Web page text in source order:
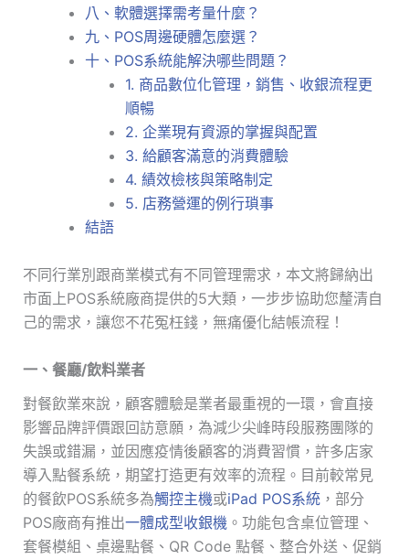
八、軟體選擇需考量什麼？
九、POS周邊硬體怎麼選？
十、POS系統能解決哪些問題？
1. 商品數位化管理，銷售、收銀流程更
順暢
2. 企業現有資源的掌握與配置
3. 給顧客滿意的消費體驗
4. 績效檢核與策略制定
5. 店務營運的例行瑣事
結語
不同行業別跟商業模式有不同管理需求，本文將歸納出
市面上POS系統廠商提供的5大類，一步步協助您釐清自
己的需求，讓您不花冤枉錢，無痛優化結帳流程！
一、餐廳/飲料業者
對餐飲業來說，顧客體驗是業者最重視的一環，會直接
影響品牌評價跟回訪意願，為減少尖峰時段服務團隊的
失誤或錯漏，並因應疫情後顧客的消費習慣，許多店家
導入點餐系統，期望打造更有效率的流程。目前較常見
的餐飲POS系統多為觸控主機或iPad POS系統，部分
POS廠商有推出一體成型收銀機 。功能包含桌位管理、
套餐模組、桌邊點餐、QR Code 點餐、整合外送、促銷